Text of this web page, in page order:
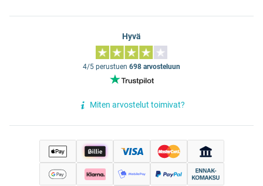
Hyvä
4/5 perustuen 698 arvosteluun
Miten arvostelut toimivat?